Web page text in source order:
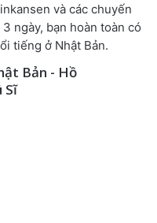
và các chuyến
ngày, bạn hoàn toàn có
tiếng ở Nhật Bản.
Bản - Hồ
Sĩ